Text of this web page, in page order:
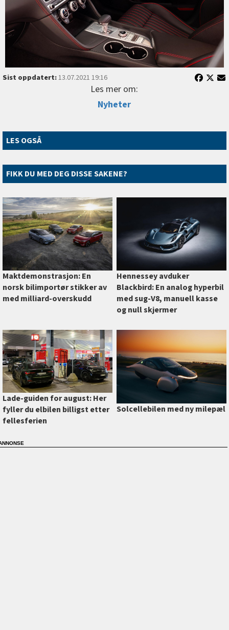
Sist oppdatert:13.07.2021 19:16
Les mer om:
Nyheter
LES OGSÅ
FIKK DU MED DEG DISSE SAKENE?
Maktdemonstrasjon: En
norsk bilimportør stikker av
med milliard-overskudd
Hennessey avduker
Blackbird: En analog hyperbil
med sug-V8, manuell kasse
og null skjermer
Lade-guiden for august: Her
fyller du elbilen billigst etter
fellesferien
Solcellebilen med ny milepæl